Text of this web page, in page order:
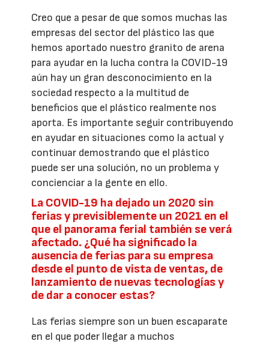
Creo que a pesar de que somos muchas las
empresas del sector del plástico las que
hemos aportado nuestro granito de arena
para ayudar en la lucha contra la COVID-19
aún hay un gran desconocimiento en la
sociedad respecto a la multitud de
beneficios que el plástico realmente nos
aporta. Es importante seguir contribuyendo
en ayudar en situaciones como la actual y
continuar demostrando que el plástico
puede ser una solución, no un problema y
concienciar a la gente en ello.
La COVID-19 ha dejado un 2020 sin
ferias y previsiblemente un 2021 en el
que el panorama ferial también se verá
afectado. ¿Qué ha significado la
ausencia de ferias para su empresa
desde el punto de vista de ventas, de
lanzamiento de nuevas tecnologías y
de dar a conocer estas?
Las ferias siempre son un buen escaparate
en el que poder llegar a muchos